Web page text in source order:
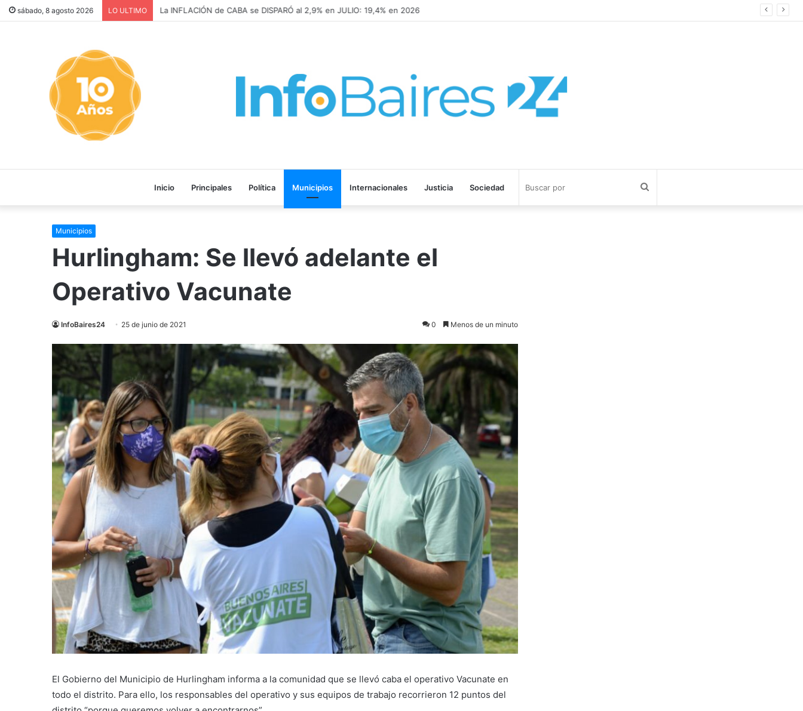
sábado, 8 agosto 2026 LO ULTIMO La INFLACIÓN de CABA se DISPARÓ al 2,9% en JULIO: 19,4% en 2026
Inicio Principales Política Municipios Internacionales Justicia Sociedad
Municipios
Hurlingham: Se llevó adelante el
Operativo Vacunate
InfoBaires24 25 de junio de 2021 0 Menos de un minuto
El Gobierno del Municipio de Hurlingham informa a la comunidad que se llevó caba el operativo Vacunate en
todo el distrito. Para ello, los responsables del operativo y sus equipos de trabajo recorrieron 12 puntos del